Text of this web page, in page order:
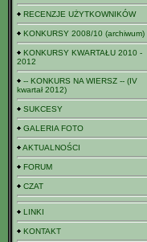
RECENZJE UŻYTKOWNIKÓW
KONKURSY 2008/10 (archiwum)
KONKURSY KWARTAŁU 2010 -
2012
-- KONKURS NA WIERSZ -- (IV
kwartał 2012)
SUKCESY
GALERIA FOTO
AKTUALNOŚCI
FORUM
CZAT
LINKI
KONTAKT